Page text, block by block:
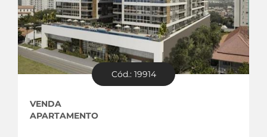
Cód.: 19914
VENDA
APARTAMENTO